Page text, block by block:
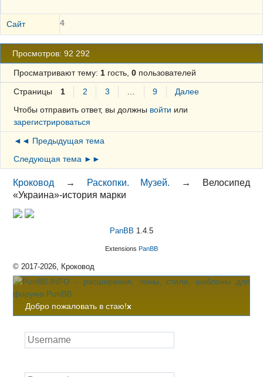
Сайт 4
Просмотров: 92 292
Просматривают тему: 1гость, 0пользователей
Страницы 1 2 3 9
Далее
Чтобы отправить ответ, вы должны войти или
зарегистрироваться
◄◄ Предыдущая тема
Следующая тема ►►
Кроковод → Раскопки. Музей. →
Велосипед
«Украина»-история марки
PanBB 1.4.5
Extensions PanBB
© 2017-2026, Кроковод
Добро пожаловать в стаю!x